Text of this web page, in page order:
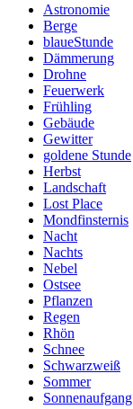
Astronomie
Berge
blaueStunde
Dämmerung
Drohne
Feuerwerk
Frühling
Gebäude
Gewitter
goldene Stunde
Herbst
Landschaft
Lost Place
Mondfinsternis
Nacht
Nachts
Nebel
Ostsee
Pflanzen
Regen
Rhön
Schnee
Schwarzweiß
Sommer
Sonnenaufgang